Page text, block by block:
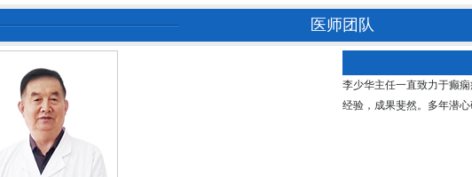
医师团队
李少华主任一直致力于癫
经验，成果斐然。多年潜